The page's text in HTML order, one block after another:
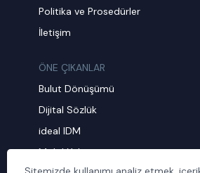
Politika ve Prosedürler
İletişim
ÖNE ÇIKANLAR
Bulut Dönüşümü
Dijital Sözlük
ideal IDM
Mobil Yaka